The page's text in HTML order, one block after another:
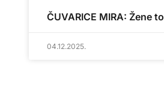
ČUVARICE MIRA: Žene
04.12.2025.